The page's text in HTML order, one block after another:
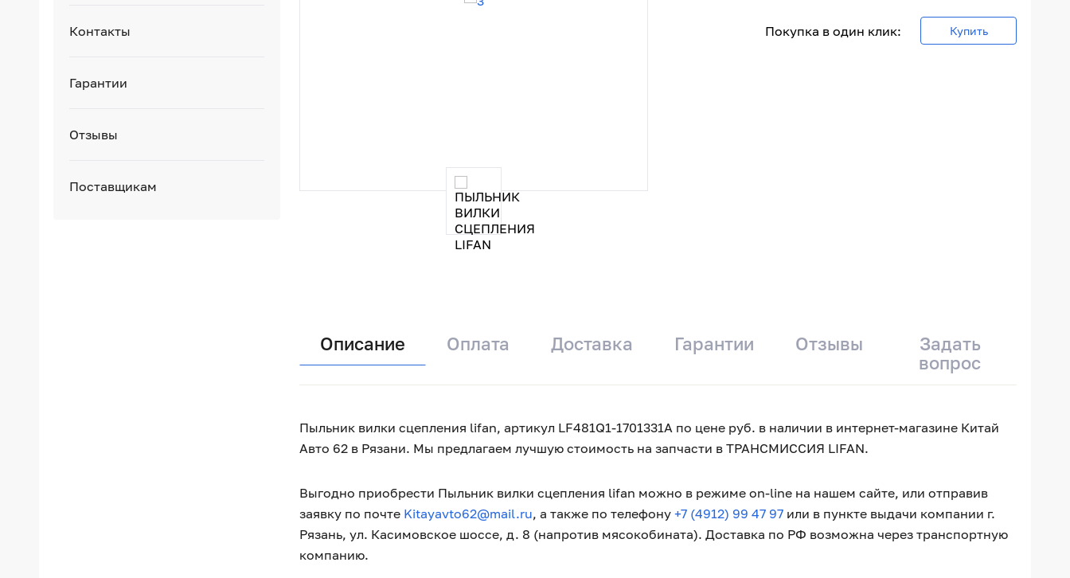
Контакты
Гарантии
Отзывы
Поставщикам
Покупка в один клик: Купить
Описание Оплата Доставка Гарантии Отзывы
Задать
вопрос
Пыльник вилки сцепления lifan, артикул LF481Q1-1701331A по цене руб. в наличии в интернет-магазине Китай
Авто 62 в Рязани. Мы предлагаем лучшую стоимость на запчасти в ТРАНСМИССИЯ LIFAN.
Выгодно приобрести Пыльник вилки сцепления lifan можно в режиме on-line на нашем сайте, или отправив
заявку по почте Kitayavto62@mail.ru, а также по телефону +7 (4912) 99 47 97или в пункте выдачи компании г.
Рязань, ул. Касимовское шоссе, д. 8 (напротив мясокобината). Доставка по РФ возможна через транспортную
компанию.